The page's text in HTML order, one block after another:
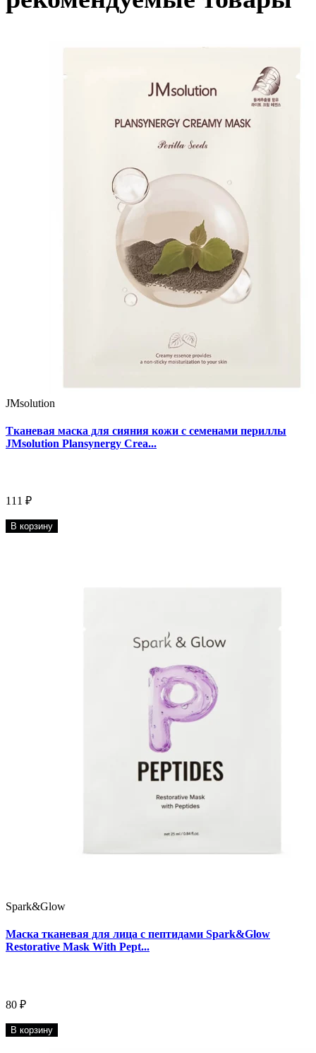
JMsolution
Тканевая маска для сияния кожи с семенами периллы
JMsolution Plansynergy Crea...
111 ₽
В корзину
Spark&Glow
Маска тканевая для лица с пептидами Spark&Glow
Restorative Mask With Pept...
80 ₽
В корзину